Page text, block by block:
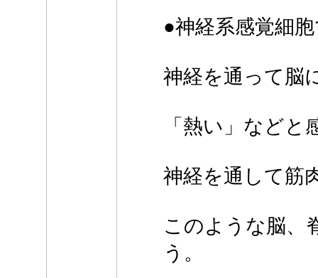
●神経系感覚細
神経を通って脳
「熱い」など
神経を通して筋
このような脳、
う。